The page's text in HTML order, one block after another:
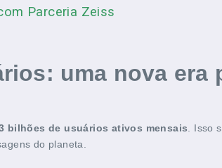
Parceria Zeiss
uma nova era
bilhões de usuários ativos mensais . Isso
do planeta.